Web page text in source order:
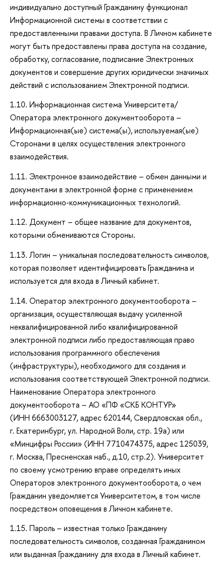
индивидуально доступный Гражданину функционал
Информационной системы в соответствии с
предоставленными правами доступа. В Личном кабинете
могут быть предоставлены права доступа на создание,
обработку, согласование, подписание Электронных
документов и совершение других юридически значимых
действий с использованием Электронной подписи.
1.10. Информационная система Университета/
Оператора электронного документооборота –
Информационная(ые) система(ы), используемая(ые)
Сторонами в целях осуществления электронного
взаимодействия.
1.11. Электронное взаимодействие – обмен данными и
документами в электронной форме с применением
информационно-коммуникационных технологий.
1.12. Документ – общее название для документов,
которыми обмениваются Стороны.
1.13. Логин – уникальная последовательность символов,
которая позволяет идентифицировать Гражданина и
используется для входа в Личный кабинет.
1.14. Оператор электронного документооборота –
организация, осуществляющая выдачу усиленной
неквалифицированной либо квалифицированной
электронной подписи либо предоставляющая право
использования программного обеспечения
(инфраструктуры), необходимого для создания и
использования соответствующей Электронной подписи.
Наименование Оператора электронного
документооборота – АО «ПФ «СКБ КОНТУР»
(ИНН 6663003127, адрес 620144, Свердловская обл.,
г. Екатеринбург, ул. Народной Воли, стр. 19а) или
«Минцифры России» (ИНН 7710474375, адрес 125039,
г. Москва, Пресненская наб., д.10, стр.2). Университет
по своему усмотрению вправе определять иных
Операторов электронного документооборота, о чем
Гражданин уведомляется Университетом, в том числе
посредством оповещения в Личном кабинете.
1.15. Пароль – известная только Гражданину
последовательность символов, созданная Гражданином
или выданная Гражданину для входа в Личный кабинет.